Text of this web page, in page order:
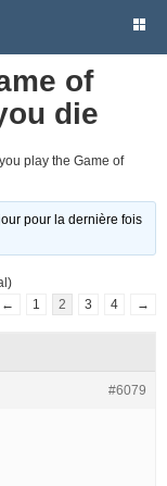
of
die
play the Game of
pour la dernière fois
←
1 2 3 4 →
#6079